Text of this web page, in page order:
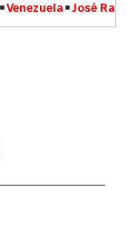
Venezuela José